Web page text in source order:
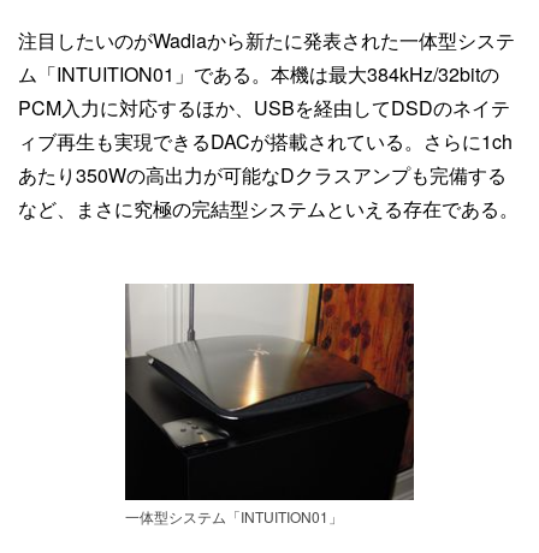
注目したいのがWadiaから新たに発表された一体型システ
ム「INTUITION01」である。本機は最大384kHz/32bitの
PCM入力に対応するほか、USBを経由してDSDのネイテ
ィブ再生も実現できるDACが搭載されている。さらに1ch
あたり350Wの高出力が可能なDクラスアンプも完備する
など、まさに究極の完結型システムといえる存在である。
一体型システム「INTUITION01」